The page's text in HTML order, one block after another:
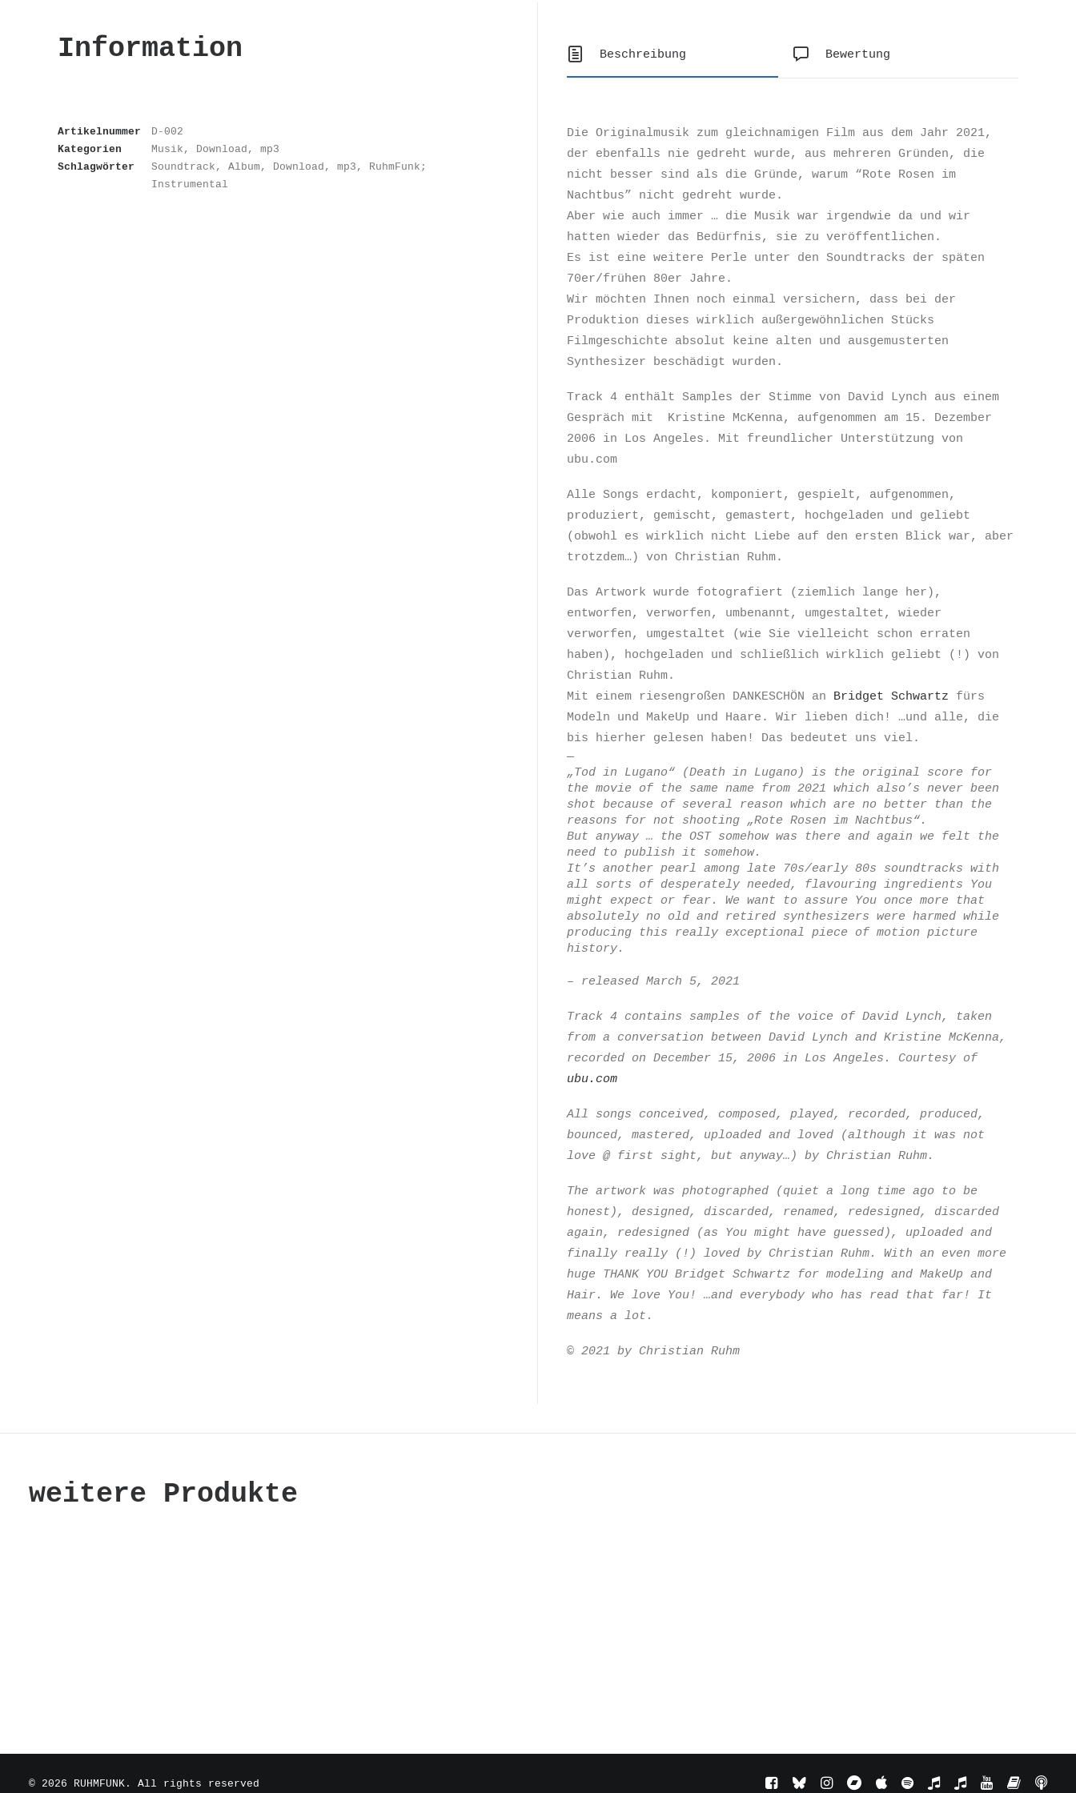
Information
Artikelnummer D-002
Kategorien Musik, Download, mp3
Schlagwörter Soundtrack, Album, Download, mp3, RuhmFunk;
Instrumental
Beschreibung Bewertung
Die Originalmusik zum gleichnamigen Film aus dem Jahr 2021,
der ebenfalls nie gedreht wurde, aus mehreren Gründen, die
nicht besser sind als die Gründe, warum “Rote Rosen im
Nachtbus” nicht gedreht wurde.
Aber wie auch immer … die Musik war irgendwie da und wir
hatten wieder das Bedürfnis, sie zu veröffentlichen.
Es ist eine weitere Perle unter den Soundtracks der späten
70er/frühen 80er Jahre.
Wir möchten Ihnen noch einmal versichern, dass bei der
Produktion dieses wirklich außergewöhnlichen Stücks
Filmgeschichte absolut keine alten und ausgemusterten
Synthesizer beschädigt wurden.
Track 4 enthält Samples der Stimme von David Lynch aus einem
Gespräch mit Kristine McKenna, aufgenommen am 15. Dezember
2006 in Los Angeles. Mit freundlicher Unterstützung von
ubu.com
Alle Songs erdacht, komponiert, gespielt, aufgenommen,
produziert, gemischt, gemastert, hochgeladen und geliebt
(obwohl es wirklich nicht Liebe auf den ersten Blick war, aber
trotzdem…) von Christian Ruhm.
Das Artwork wurde fotografiert (ziemlich lange her),
entworfen, verworfen, umbenannt, umgestaltet, wieder
verworfen, umgestaltet (wie Sie vielleicht schon erraten
haben), hochgeladen und schließlich wirklich geliebt (!) von
Christian Ruhm.
Mit einem riesengroßen DANKESCHÖN an Bridget Schwartz fürs
Modeln und MakeUp und Haare. Wir lieben dich! …und alle, die
bis hierher gelesen haben! Das bedeutet uns viel.
—
„Tod in Lugano“ (Death in Lugano) is the original score for
the movie of the same name from 2021 which also’s never been
shot because of several reason which are no better than the
reasons for not shooting „Rote Rosen im Nachtbus“.
But anyway … the OST somehow was there and again we felt the
need to publish it somehow.
It’s another pearl among late 70s/early 80s soundtracks with
all sorts of desperately needed, flavouring ingredients You
might expect or fear. We want to assure You once more that
absolutely no old and retired synthesizers were harmed while
producing this really exceptional piece of motion picture
history.
– released March 5, 2021
Track 4 contains samples of the voice of David Lynch, taken
from a conversation between David Lynch and Kristine McKenna,
recorded on December 15, 2006 in Los Angeles. Courtesy of
ubu.com
All songs conceived, composed, played, recorded, produced,
bounced, mastered, uploaded and loved (although it was not
love @ first sight, but anyway…) by Christian Ruhm.
The artwork was photographed (quiet a long time ago to be
honest), designed, discarded, renamed, redesigned, discarded
again, redesigned (as You might have guessed), uploaded and
finally really (!) loved by Christian Ruhm. With an even more
huge THANK YOU Bridget Schwartz for modeling and MakeUp and
Hair. We love You! …and everybody who has read that far! It
means a lot.
© 2021 by Christian Ruhm
weitere Produkte
© 2026 RUHMFUNK. All rights reserved